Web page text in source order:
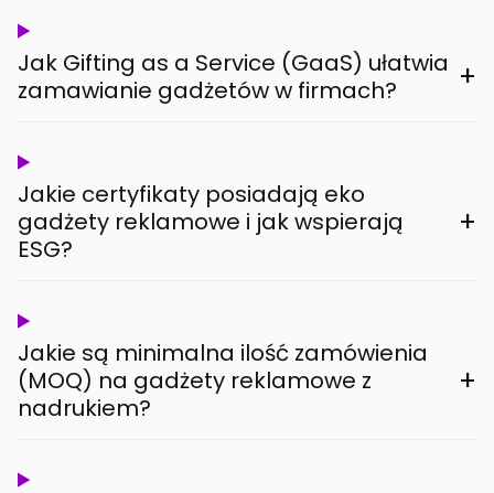
Jak Gifting as a Service (GaaS) ułatwia
zamawianie gadżetów w firmach?
+
Jakie certyfikaty posiadają eko
gadżety reklamowe i jak wspierają
ESG?
+
Jakie są minimalna ilość zamówienia
(MOQ) na gadżety reklamowe z
nadrukiem?
+